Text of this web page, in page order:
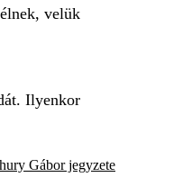
velük
Ilyenkor
Gábor jegyzete